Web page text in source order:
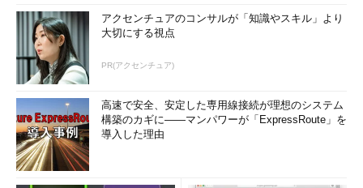
アクセンチュアのコンサルが「知識やスキル」より
大切にする視点
PR(アクセンチュア)
高速で安全、安定した専用線接続が理想のシステム
構築のカギに――マンパワーが「ExpressRoute」を
導入した理由